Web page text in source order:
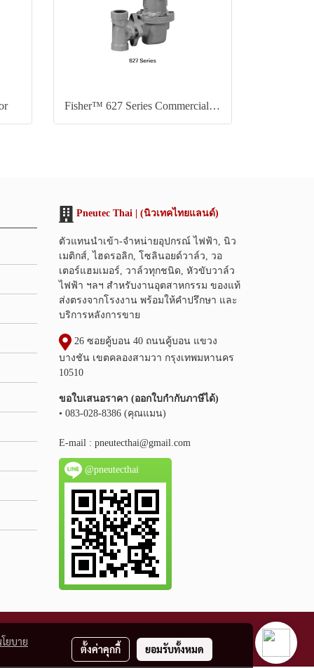
Fisher™ 627 Series Commercial - Industrial Regulators
Pneutec Thai | (นิวเทคไทยแลนด์)
ตัวแทนนำเข้า-จำหน่ายอุปกรณ์ ไฟฟ้า, นิว
เมติกส์, ไฮดรอลิก, โซลินอยด์วาล์ว, วอ
เตอร์แฮมเมอร์, วาล์วทุกชนิด, หัวขับวาล์ว
ไฟฟ้า ฯลฯ สำหรับงานอุตสาหกรรม ของแท้
ส่งตรงจากโรงงาน พร้อมให้คำปรึกษา และ
บริการหลังการขาย
26 ซอยคู้บอน 40 ถนนคู้บอน แขวง
บางชัน เขตคลองสามวา กรุงเทพมหานคร
10510
ขอใบเสนอราคา (ออกใบกำกับภาษีได้)
• 083-028-8386 (คุณแมน)
E-mail : pneutecthai@gmail.com
@pneutecthai
ยบาย
ตั้งค่าคุกกี้ ยอมรับทั้งหมด